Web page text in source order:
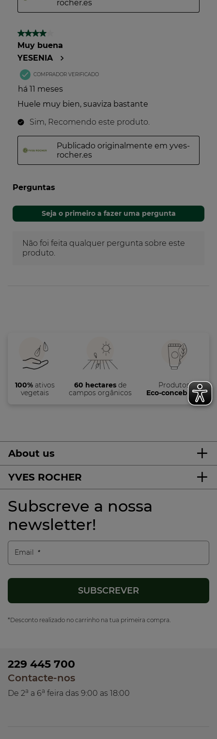
100%ativos
vegetais
60 hectares de
campos orgânicos
Produtos
Eco-concebidos
About us
YVES ROCHER
Subscreve a nossa
newsletter!
Email
*Desconto realizado no carrinho na tua primeira compra.
229 445 700
Contacte-nos
De 2a a 6a feira das 9:00 as 18:00